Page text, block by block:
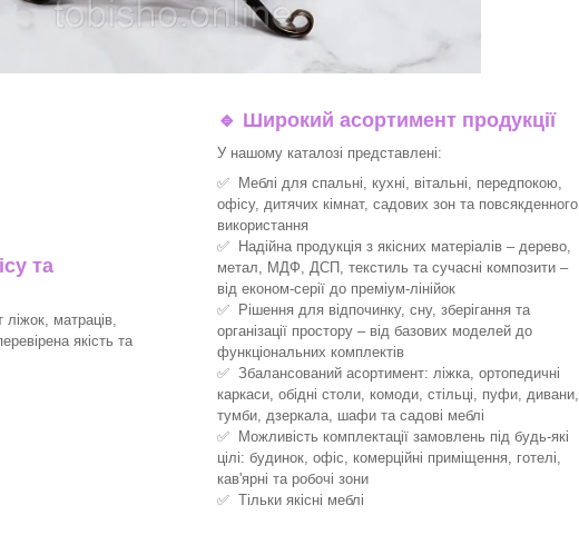
та
матраців,
якість та
🔹 Широкий асортимент продукції
У нашому каталозі представлені:
✅ Меблі для спальні, кухні, вітальні, передпокою,
офісу, дитячих кімнат, садових зон та повсякденного
використання
✅ Надійна продукція з якісних матеріалів – дерево,
метал, МДФ, ДСП, текстиль та сучасні композити –
від економ-серії до преміум-лінійок
✅ Рішення для відпочинку, сну, зберігання та
організації простору – від базових моделей до
функціональних комплектів
✅ Збалансований асортимент: ліжка, ортопедичні
каркаси, обідні столи, комоди, стільці, пуфи, дивани,
тумби, дзеркала, шафи та садові меблі
✅ Можливість комплектації замовлень під будь-які
цілі: будинок, офіс, комерційні приміщення, готелі,
кав'ярні та робочі зони
✅ Тільки якісні меблі